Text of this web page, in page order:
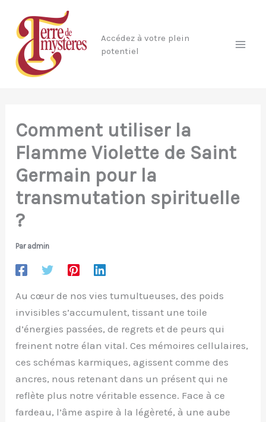
contenu
Accédez à votre plein
potentiel
Comment utiliser la
Flamme Violette de Saint
Germain pour la
transmutation spirituelle
?
Par admin
Au cœur de nos vies tumultueuses, des poids
invisibles s’accumulent, tissant une toile
d’énergies passées, de regrets et de peurs qui
freinent notre élan vital. Ces mémoires cellulaires,
ces schémas karmiques, agissent comme des
ancres, nous retenant dans un présent qui ne
reflète plus notre véritable essence. Face à ce
fardeau, l’âme aspire à la légèreté, à une aube